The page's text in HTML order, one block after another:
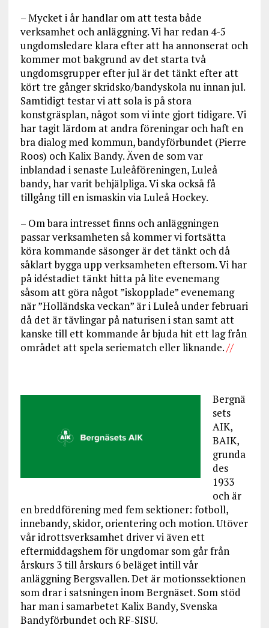
– Mycket i år handlar om att testa både
verksamhet och anläggning. Vi har redan 4-5
ungdomsledare klara efter att ha annonserat och
kommer mot bakgrund av det starta två
ungdomsgrupper efter jul är det tänkt efter att
kört tre gånger skridsko/bandyskola nu innan jul.
Samtidigt testar vi att sola is på stora
konstgräsplan, något som vi inte gjort tidigare. Vi
har tagit lärdom at andra föreningar och haft en
bra dialog med kommun, bandyförbundet (Pierre
Roos) och Kalix Bandy. Även de som var
inblandad i senaste Luleåföreningen, Luleå
bandy, har varit behjälpliga. Vi ska också få
tillgång till en ismaskin via Luleå Hockey.
– Om bara intresset finns och anläggningen
passar verksamheten så kommer vi fortsätta
köra kommande säsonger är det tänkt och då
såklart bygga upp verksamheten eftersom. Vi har
på idéstadiet tänkt hitta på lite evenemang
såsom att göra något ”iskopplade” evenemang
när ”Holländska veckan” är i Luleå under februari
då det är tävlingar på naturisen i stan samt att
kanske till ett kommande år bjuda hit ett lag från
området att spela seriematch eller liknande.//
Bergnä
sets
AIK,
BAIK,
grunda
des
1933
och är
en breddförening med fem sektioner: fotboll,
innebandy, skidor, orientering och motion. Utöver
vår idrottsverksamhet driver vi även ett
eftermiddagshem för ungdomar som går från
årskurs 3 till årskurs 6 beläget intill vår
anläggning Bergsvallen. Det är motionssektionen
som drar i satsningen inom Bergnäset. Som stöd
har man i samarbetet Kalix Bandy, Svenska
Bandyförbundet och RF-SISU.